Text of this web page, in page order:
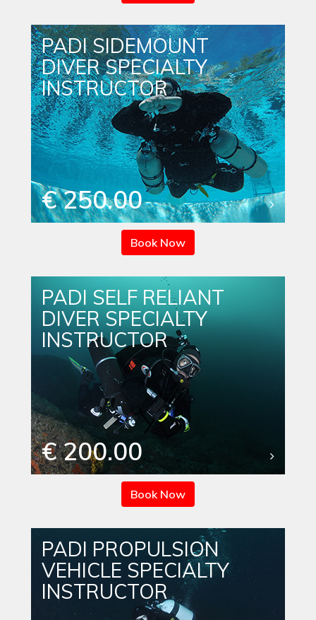
PADI SIDEMOUNT
DIVER SPECIALTY
INSTRUCTOR
€ 250.00
Book Now
PADI SELF RELIANT
DIVER SPECIALTY
INSTRUCTOR
€ 200.00
Book Now
PADI PROPULSION
VEHICLE SPECIALTY
INSTRUCTOR